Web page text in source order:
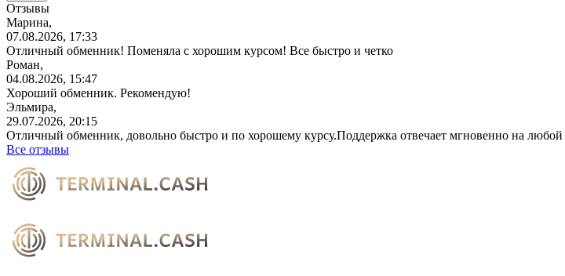
Отзывы
Марина,
07.08.2026, 17:33
Отличный обменник! Поменяла с хорошим курсом! Все быстро и четко
Роман,
04.08.2026, 15:47
Хороший обменник. Рекомендую!
Эльмира,
29.07.2026, 20:15
Отличный обменник, довольно быстро и по хорошему курсу.Поддержка отвечает мгновенно на любой
Все отзывы